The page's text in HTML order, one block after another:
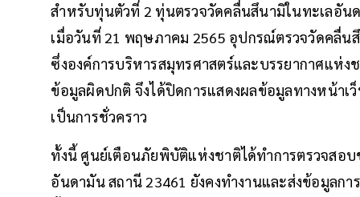
สำหรับทุ่นตัวที่ 2 ทุ่นตรวจวัดคลื่นสึนามิในทะเลอัน
เมื่อวันที่ 21 พฤษภาคม 2565 อุปกรณ์ตรวจวัดคลื่
ซึ่งองค์การบริหารสมุทรศาสตร์และบรรยากาศแห่ง
ข้อมูลผิดปกติ จึงได้ปิดการแสดงผลข้อมูลทางหน้าเ
เป็นการชั่วคราว
ทั้งนี้ ศูนย์เตือนภัยพิบัติแห่งชาติได้ทำการตรวจสอ
อันดามัน สถานี 23461 ยังคงทำงานและส่งข้อมูลก